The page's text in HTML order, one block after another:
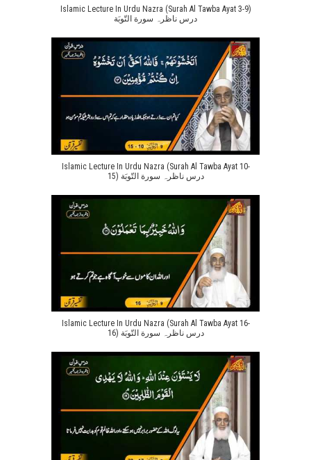
Islamic Lecture In Urdu Nazra (Surah Al Tawba Ayat 3-9)
درس ناظرہ سورة التّوبَة
Islamic Lecture In Urdu Nazra (Surah Al Tawba Ayat 10-
15) درس ناظرہ سورة التّوبَة
Islamic Lecture In Urdu Nazra (Surah Al Tawba Ayat 16-
16) درس ناظرہ سورة التّوبَة